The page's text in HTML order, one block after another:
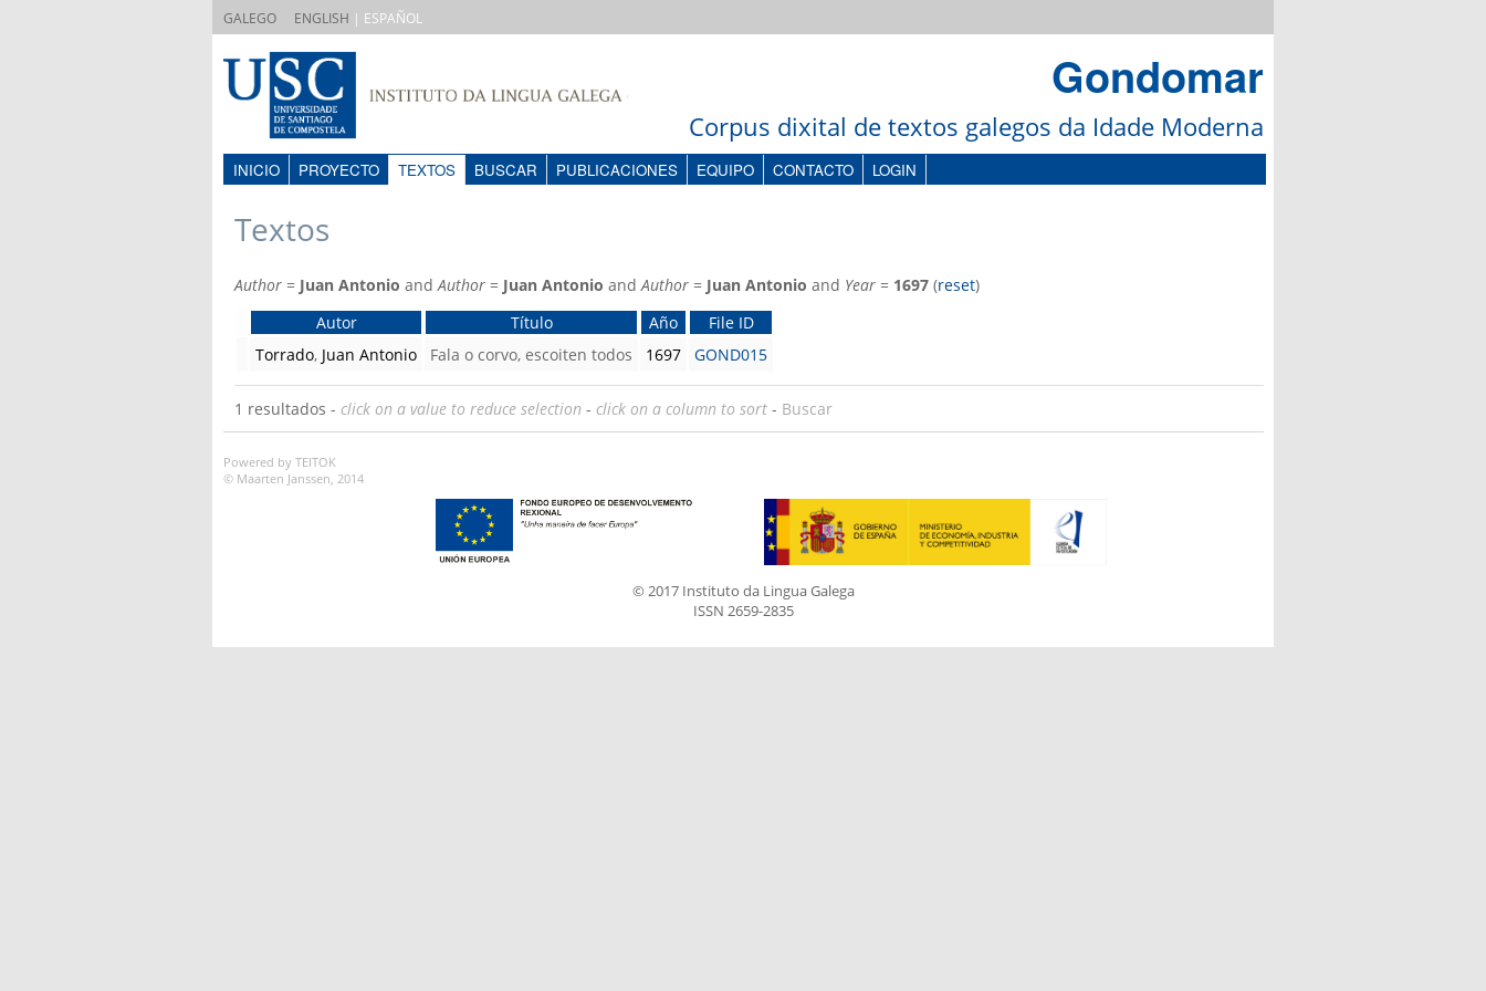
GALEGO ENGLISH | ESPAÑOL
Gondomar
Corpus dixital de textos galegos da Idade Moderna
INICIO PROYECTO TEXTOS BUSCAR PUBLICACIONES EQUIPO CONTACTO LOGIN
Textos
Author = Juan Antonio and Author = Juan Antonio and Author = Juan Antonio and Year = 1697 (reset)
Autor
Título Año
File ID
Torrado, Juan Antonio Fala o corvo, escoiten todos 1697 GOND015
1 resultados - click on a value to reduce selection - click on a column to sort - Buscar
Powered by TEITOK
© Maarten Janssen, 2014
© 2017 Instituto da Lingua Galega
ISSN 2659-2835